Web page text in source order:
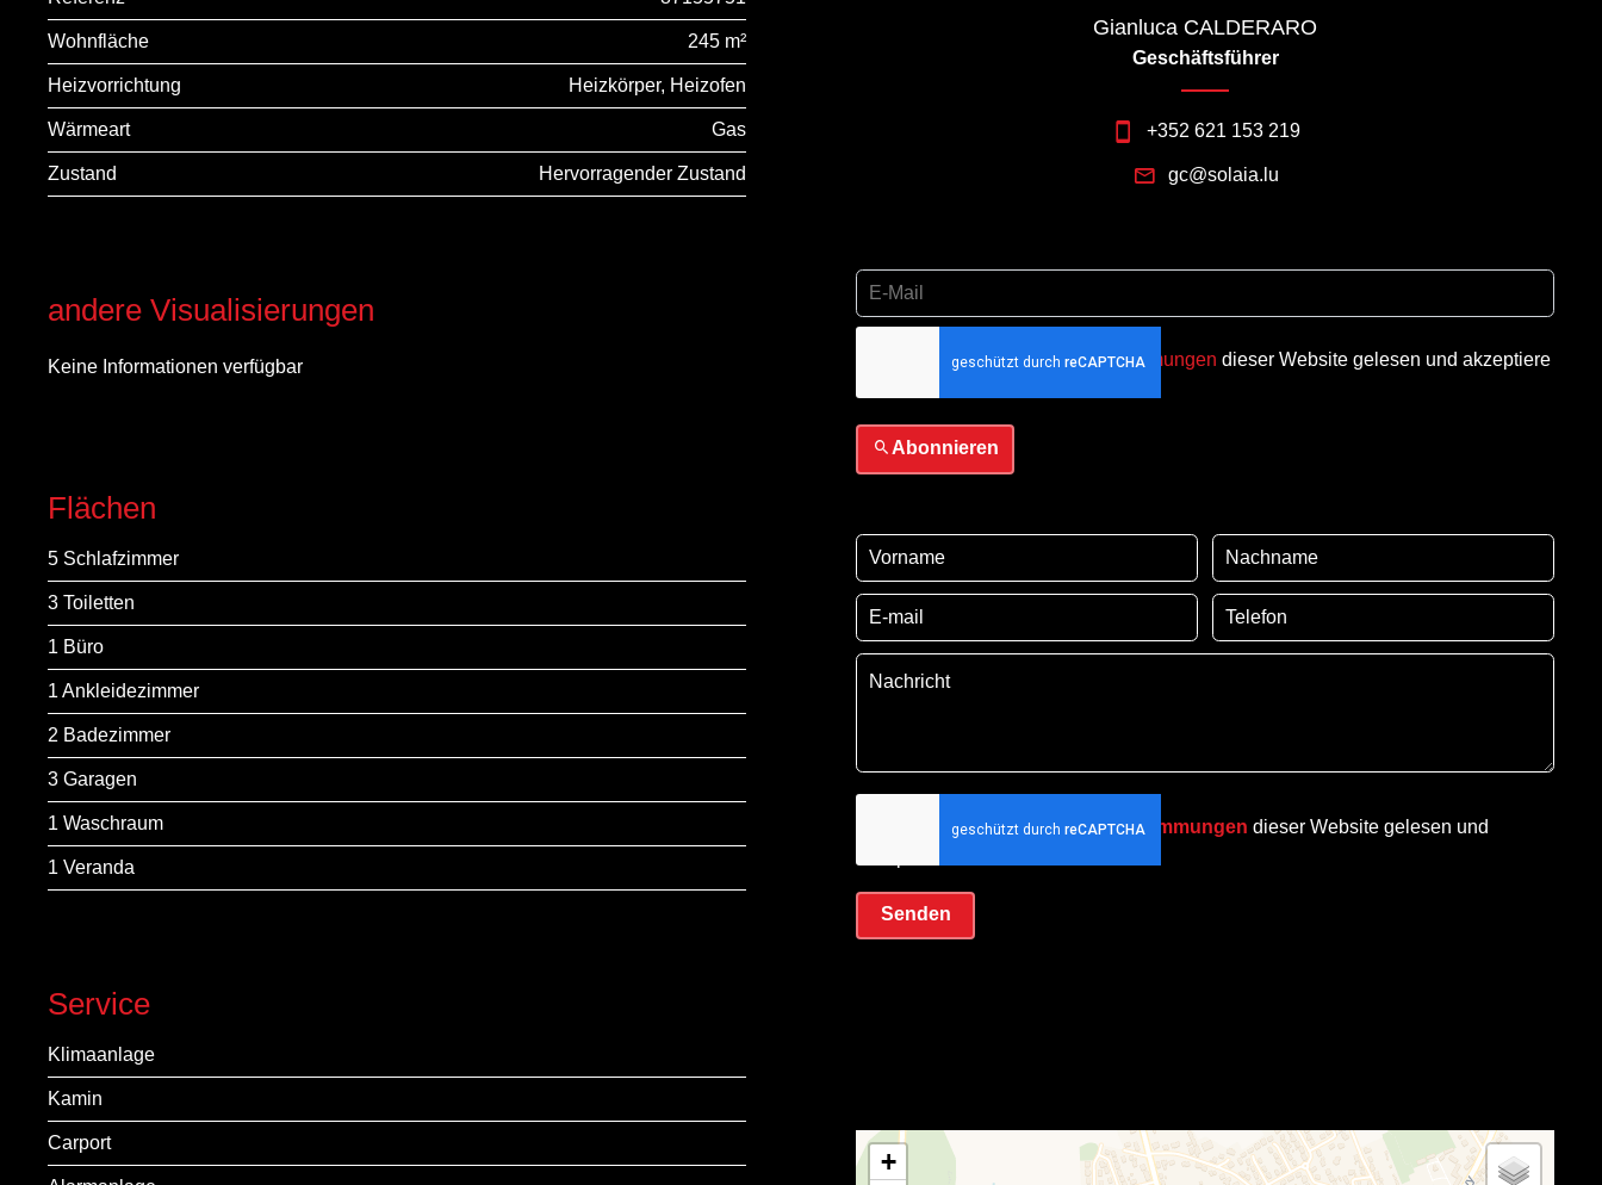
Wohnfläche 245 m²
Heizvorrichtung Heizkörper, Heizofen
Wärmeart Gas
Zustand Hervorragender Zustand
andere Visualisierungen
Keine Informationen verfügbar
Flächen
5 Schlafzimmer
3 Toiletten
1 Büro
1 Ankleidezimmer
2 Badezimmer
3 Garagen
1 Waschraum
1 Veranda
Service
Klimaanlage
Kamin
Carport
Gianluca CALDERARO
Geschäftsführer
+352 621 153 219
gc@solaia.lu
Ich habe dieDatenschutzbestimmungen dieser Website gelesen und akzeptiere
Abonnieren
Ich habe dieDatenschutzbestimmungen dieser Website gelesen und
Senden
+